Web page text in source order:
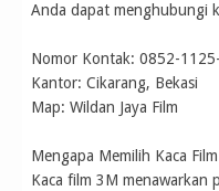
Anda dapat menghubungi
Nomor Kontak: 0852-
Kantor: Cikarang, Bekasi
Map: Wildan Jaya Film
Mengapa Memilih Kaca
Kaca film 3M